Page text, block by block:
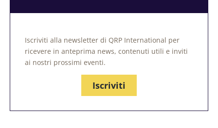
Iscriviti alla newsletter di QRP International per
ricevere in anteprima news, contenuti utili e inviti
ai nostri prossimi eventi.
Iscriviti